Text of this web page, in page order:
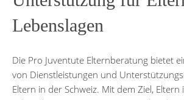
Lebenslagen
Die Pro Juventute Elternberatung bietet
von Dienstleistungen und
Eltern in der Schweiz. Mit dem Ziel, Eltern